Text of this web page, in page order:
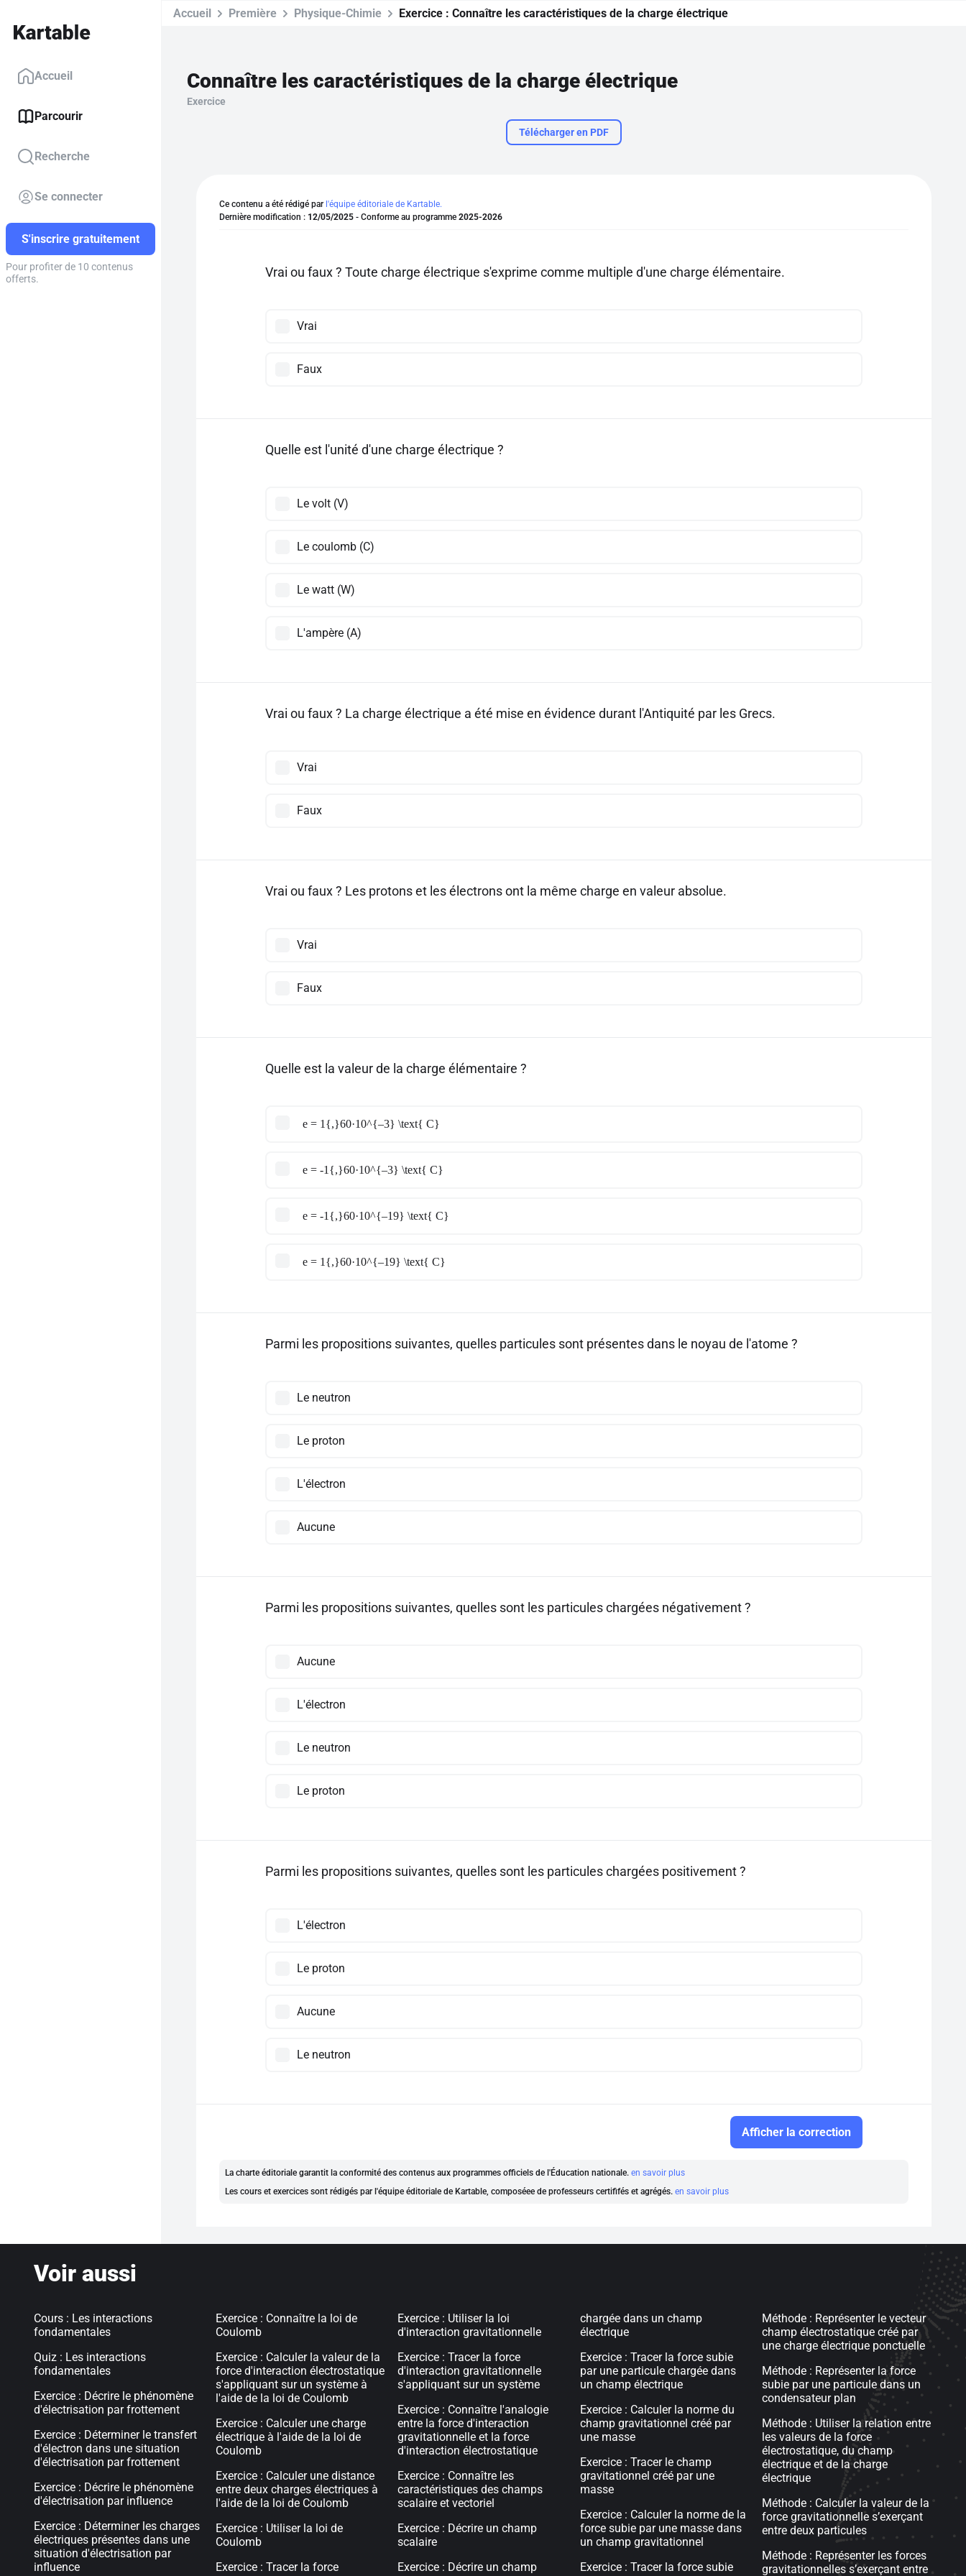
Accueil
Parcourir
Recherche
Se connecter
S'inscrire gratuitement
Pour profiter de 10 contenus
offerts.
Accueil Première Physique-Chimie Exercice : Connaître les caractéristiques de la charge électrique
Connaître les caractéristiques de la charge électrique
Exercice
Télécharger en PDF
Ce contenu a été rédigé par l'équipe éditoriale de Kartable.
Dernière modification : 12/05/2025 - Conforme au programme 2025-2026
Vrai ou faux ? Toute charge électrique s'exprime comme multiple d'une charge élémentaire.
Vrai
Faux
Quelle est l'unité d'une charge électrique ?
Le volt (V)
Le coulomb (C)
Le watt (W)
L'ampère (A)
Vrai ou faux ? La charge électrique a été mise en évidence durant l'Antiquité par les Grecs.
Vrai
Faux
Vrai ou faux ? Les protons et les électrons ont la même charge en valeur absolue.
Vrai
Faux
Quelle est la valeur de la charge élémentaire ?
e = 1{,}60·10^{–3} \text{ C}
e = -1{,}60·10^{–3} \text{ C}
e = -1{,}60·10^{–19} \text{ C}
e = 1{,}60·10^{–19} \text{ C}
Parmi les propositions suivantes, quelles particules sont présentes dans le noyau de l'atome ?
Le neutron
Le proton
L'électron
Aucune
Parmi les propositions suivantes, quelles sont les particules chargées négativement ?
Aucune
L'électron
Le neutron
Le proton
Parmi les propositions suivantes, quelles sont les particules chargées positivement ?
L'électron
Le proton
Aucune
Le neutron
Afficher la correction
La charte éditoriale garantit la conformité des contenus aux programmes officiels de l'Éducation nationale. en savoir plus
Les cours et exercices sont rédigés par l'équipe éditoriale de Kartable, composéee de professeurs certififés et agrégés. en savoir plus
Voir aussi
Cours : Les interactions
fondamentales
Quiz : Les interactions
fondamentales
Exercice : Décrire le phénomène
d'électrisation par frottement
Exercice : Déterminer le transfert
d'électron dans une situation
d'électrisation par frottement
Exercice : Décrire le phénomène
d'électrisation par influence
Exercice : Déterminer les charges
électriques présentes dans une
situation d'électrisation par
influence
Exercice : Connaître la loi de
Coulomb
Exercice : Calculer la valeur de la
force d'interaction électrostatique
s'appliquant sur un système à
l'aide de la loi de Coulomb
Exercice : Calculer une charge
électrique à l'aide de la loi de
Coulomb
Exercice : Calculer une distance
entre deux charges électriques à
l'aide de la loi de Coulomb
Exercice : Utiliser la loi de
Coulomb
Exercice : Tracer la force
Exercice : Utiliser la loi
d'interaction gravitationnelle
Exercice : Tracer la force
d'interaction gravitationnelle
s'appliquant sur un système
Exercice : Connaître l'analogie
entre la force d'interaction
gravitationnelle et la force
d'interaction électrostatique
Exercice : Connaître les
caractéristiques des champs
scalaire et vectoriel
Exercice : Décrire un champ
scalaire
Exercice : Décrire un champ
chargée dans un champ
électrique
Exercice : Tracer la force subie
par une particule chargée dans
un champ électrique
Exercice : Calculer la norme du
champ gravitationnel créé par
une masse
Exercice : Tracer le champ
gravitationnel créé par une
masse
Exercice : Calculer la norme de la
force subie par une masse dans
un champ gravitationnel
Exercice : Tracer la force subie
Méthode : Représenter le vecteur
champ électrostatique créé par
une charge électrique ponctuelle
Méthode : Représenter la force
subie par une particule dans un
condensateur plan
Méthode : Utiliser la relation entre
les valeurs de la force
électrostatique, du champ
électrique et de la charge
électrique
Méthode : Calculer la valeur de la
force gravitationnelle s’exerçant
entre deux particules
Méthode : Représenter les forces
gravitationnelles s’exerçant entre